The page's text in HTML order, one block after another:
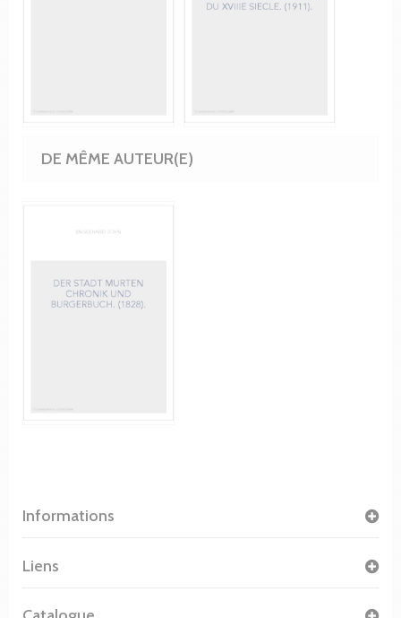
DE MÊME AUTEUR(E)
Informations
Liens